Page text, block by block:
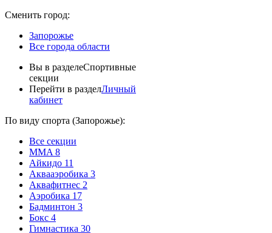
Сменить город:
Запорожье
Все города области
Вы в разделеСпортивные
секции
Перейти в разделЛичный
кабинет
По виду спорта (Запорожье):
Все секции
MMA 8
Айкидо 11
Аквааэробика 3
Аквафитнес 2
Аэробика 17
Бадминтон 3
Бокс 4
Гимнастика 30